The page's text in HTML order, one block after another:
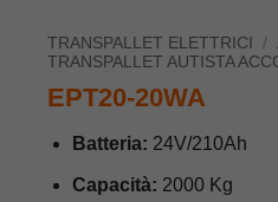
TRANSPALLET ELETTRICI /
TRANSPALLET AUTISTA
EPT20-20WA
Batteria: 24V/210Ah
Capacità: 2000 Kg